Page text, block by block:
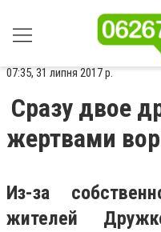
07:35, 31 липня 2017 р.
Сразу двое
жертвами
Из-за
жителей